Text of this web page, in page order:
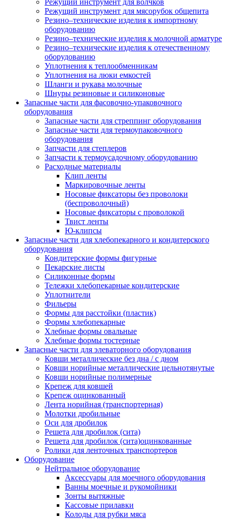
Режущий инструмент для мясорубок общепита
Резино–технические изделия к импортному
оборудованию
Резино–технические изделия к молочной арматуре
Резино–технические изделия к отечественному
оборудованию
Уплотнения к теплообменникам
Уплотнения на люки емкостей
Шланги и рукава молочные
Шнуры резиновые и силиконовые
Запасные части для фасовочно-упаковочного
оборудования
Запасные части для стреппинг оборудования
Запасные части для термоупаковочного
оборудования
Запчасти для степлеров
Запчасти к термоусадочному оборудованию
Расходные материалы
Клип ленты
Маркировочные ленты
Носовые фиксаторы без проволоки
(беспроволочный)
Носовые фиксаторы с проволокой
Твист ленты
Ю-клипсы
Запасные части для хлебопекарного и кондитерского
оборудования
Кондитерские формы фигурные
Пекарские листы
Силиконные формы
Тележки хлебопекарные кондитерские
Уплотнители
Фильеры
Формы для расстойки (пластик)
Формы хлебопекарные
Хлебные формы овальные
Хлебные формы тостерные
Запасные части для элеваторного оборудования
Ковши металлические без дна / с дном
Ковши норийные металлические цельнотянутые
Ковши норийные полимерные
Крепеж для ковшей
Крепеж оцинкованный
Лента норийная (транспортерная)
Молотки дробильные
Оси для дробилок
Решета для дробилок (сита)
Решета для дробилок (сита)оцинкованные
Ролики для ленточных транспортеров
Оборудование
Нейтральное оборудование
Аксессуары для моечного оборудования
Ванны моечные и рукомойники
Зонты вытяжные
Кассовые прилавки
Колоды для рубки мяса